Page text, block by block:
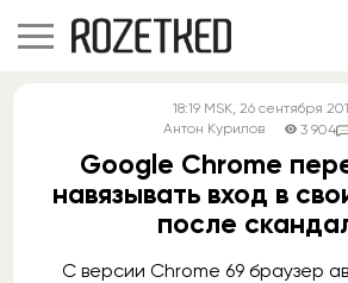
18:19 MSK, 26 сентября
Антон Курилов
3 904
Google Chrome
навязывать вход в
после
С версии Chrome 69 браузер